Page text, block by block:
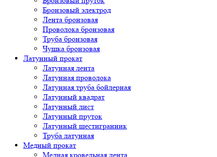
Бронзовый электрод
Лента бронзовая
Проволока бронзовая
Труба бронзовая
Чушка бронзовая
Латунный прокат
Латунная лента
Латунная проволока
Латунная труба бойлерная
Латунный квадрат
Латунный лист
Латунный пруток
Латунный шестигранник
Труба латунная
Медный прокат
Медная кровельная лента